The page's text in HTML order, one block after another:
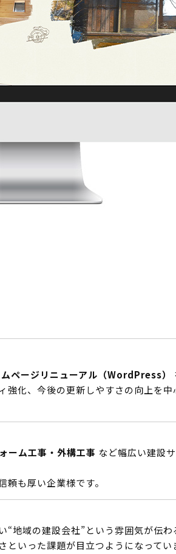
ページリニューアル（WordPress）
強化、今後の更新しやすさの向上を中
ーム工事・外構工事 など幅広い建設
も厚い企業様です。
“地域の建設会社”という雰囲気が伝
といった課題が目立つようになってい